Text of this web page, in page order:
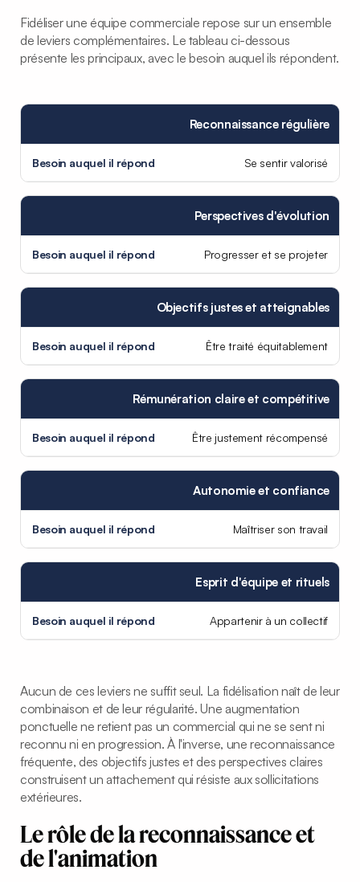
Fidéliser une équipe commerciale repose sur un ensemble
de leviers complémentaires. Le tableau ci-dessous
présente les principaux, avec le besoin auquel ils répondent.
Reconnaissance régulière
Se sentir valorisé
Perspectives d'évolution
Progresser et se projeter
Objectifs justes et atteignables
Être traité équitablement
Rémunération claire et compétitive
Être justement récompensé
Autonomie et confiance
Maîtriser son travail
Esprit d'équipe et rituels
Appartenir à un collectif
Aucun de ces leviers ne suffit seul. La fidélisation naît de leur
combinaison et de leur régularité. Une augmentation
ponctuelle ne retient pas un commercial qui ne se sent ni
reconnu ni en progression. À l'inverse, une reconnaissance
fréquente, des objectifs justes et des perspectives claires
construisent un attachement qui résiste aux sollicitations
extérieures.
Le rôle de la reconnaissance et
de l'animation